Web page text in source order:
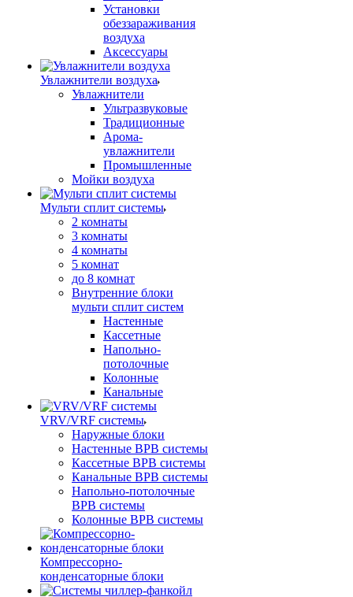
Установки
обеззараживания
воздуха
Аксессуары
Увлажнители воздуха
Увлажнители
Ультразвуковые
Традиционные
Арома-
увлажнители
Промышленные
Мойки воздуха
Мульти сплит системы
2 комнаты
3 комнаты
4 комнаты
5 комнат
до 8 комнат
Внутренние блоки
мульти сплит систем
Настенные
Кассетные
Напольно-
потолочные
Колонные
Канальные
VRV/VRF системы
Наружные блоки
Настенные ВРВ системы
Кассетные ВРВ системы
Канальные ВРВ системы
Напольно-потолочные
ВРВ системы
Колонные ВРВ системы
Компрессорно-
конденсаторные блоки